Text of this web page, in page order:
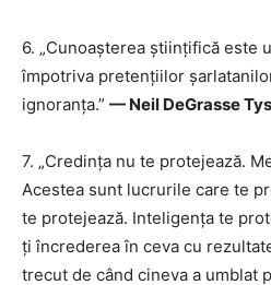
6. „Cunoașterea științifică este
împotriva pretențiilor
ignoranța.” — Neil DeGrasse
7. „Credința nu te protejează.
Acestea sunt lucrurile care te
te protejează. Inteligența te
ți încrederea în ceva cu
trecut de când cineva a umblat